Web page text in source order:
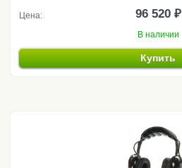
Цена: 96 520 ₽
В наличии
Купить